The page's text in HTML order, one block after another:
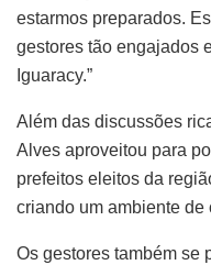
estarmos preparados.
gestores tão engajados
Iguaracy.”
Além das discussões
Alves aproveitou para
prefeitos eleitos da
criando um ambiente
Os gestores também se